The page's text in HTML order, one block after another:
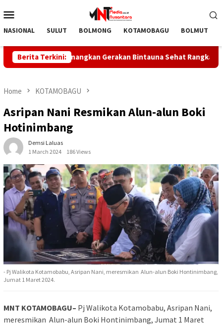
to
Menu
NASIONAL SULUT BOLMONG KOTAMOBAGU BOLMUT
Berita Terkini:
Utara Canangkan Gerakan Bintauna Sehat Rangkaian HUT
Home KOTAMOBAGU
Asripan Nani Resmikan Alun-alun Boki
Hotinimbang
Demsi Laluas
1 March 2024
186 Views
- Pj Walikota Kotamobabu, Asripan Nani, meresmikan Alun-alun Boki Hontinimbang,
Jumat 1 Maret 2024.
MNT KOTAMOBAGU– Pj Walikota Kotamobabu, Asripan Nani,
meresmikan Alun-alun Boki Hontinimbang, Jumat 1 Maret